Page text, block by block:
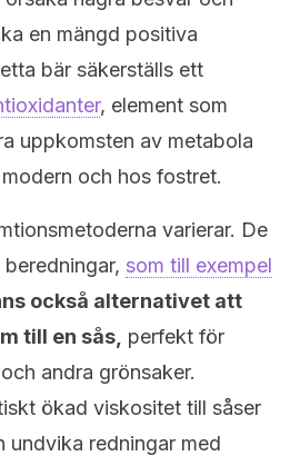
en mängd positiva
bär säkerställs ett
, element som
uppkomsten av metabola
och hos fostret.
varierar. De
som till exempel
också alternativet att
till en sås, perfekt för
andra grönsaker.
ökad viskositet till såser
undvika redningar med